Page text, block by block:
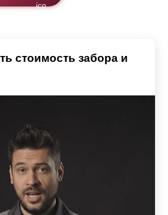
стоимость забора и